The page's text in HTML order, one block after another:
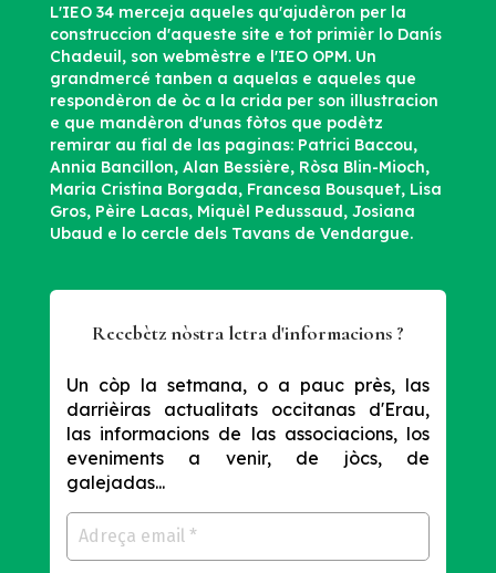
L'IEO 34 merceja aqueles qu'ajudèron per la
construccion d'aqueste site e tot primièr lo Danís
Chadeuil, son webmèstre e l'IEO OPM. Un
grandmercé tanben a aquelas e aqueles que
respondèron de òc a la crida per son illustracion
e que mandèron d'unas fòtos que podètz
remirar au fial de las paginas: Patrici Baccou,
Annia Bancillon, Alan Bessière, Ròsa Blin-Mioch,
Maria Cristina Borgada, Francesa Bousquet, Lisa
Gros, Pèire Lacas, Miquèl Pedussaud, Josiana
Ubaud e lo cercle dels Tavans de Vendargue.
Recebètz nòstra letra d'informacions ?
Un còp la setmana, o a pauc près, las
darrièiras actualitats occitanas d'Erau,
las informacions de las associacions, los
eveniments a venir, de jòcs, de
galejadas...